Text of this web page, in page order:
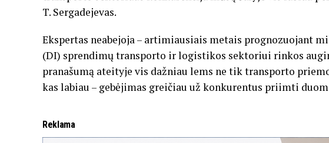
T. Sergadejevas.
Ekspertas neabejoja – artimiausiais metais prognozuojant
(DI) sprendimų transporto ir logistikos sektoriui rinkos
pranašumą ateityje vis dažniau lems ne tik transporto
kas labiau – gebėjimas greičiau už konkurentus priimti
Reklama